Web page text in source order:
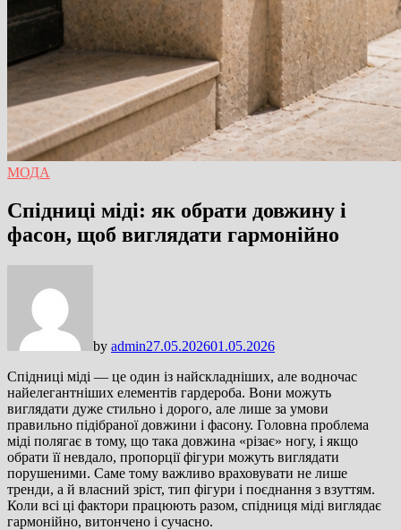
МОДА
Спідниці міді: як обрати довжину і
фасон, щоб виглядати гармонійно
by admin27.05.202601.05.2026
Спідниці міді — це один із найскладніших, але водночас
найелегантніших елементів гардероба. Вони можуть
виглядати дуже стильно і дорого, але лише за умови
правильно підібраної довжини і фасону. Головна проблема
міді полягає в тому, що така довжина «різає» ногу, і якщо
обрати її невдало, пропорції фігури можуть виглядати
порушеними. Саме тому важливо враховувати не лише
тренди, а й власний зріст, тип фігури і поєднання з взуттям.
Коли всі ці фактори працюють разом, спідниця міді виглядає
гармонійно, витончено і сучасно.